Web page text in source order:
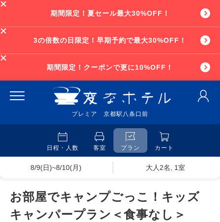
期間限定！夏セール最大30%OFF！
3の倍数の日限定！早期予約で最大30%OFF！
期間限定！クーポンで更に10%OFF！
プレミア 京都駅八条口前
日程・人数 客室 プラン カート
8/9(日)~8/10(月) 大人2名, 1室
お部屋でキャンプごっこ！キッズ
キャンパープラン＜食事なし＞